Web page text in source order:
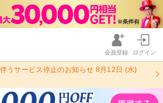
会員登録 ログイン
うサービス停止のお知らせ 8月12日 (水)